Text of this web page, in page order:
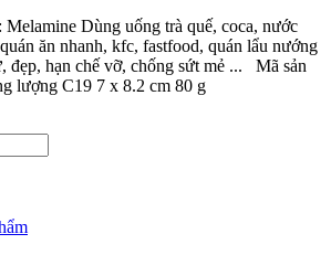
Dùng uống trà quế, coca, nước
ăn nhanh, kfc, fastfood, quán lẩu nướng
đẹp, hạn chế vỡ, chống sứt mẻ ... Mã sản
lượng C19 7 x 8.2 cm 80 g